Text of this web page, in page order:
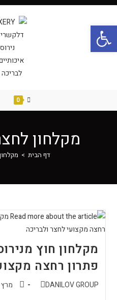
0
מקלחון
דף הבית >
פתרון רחצה
DANILOV GROUP מרץ 17, 2026
פתח סרגל